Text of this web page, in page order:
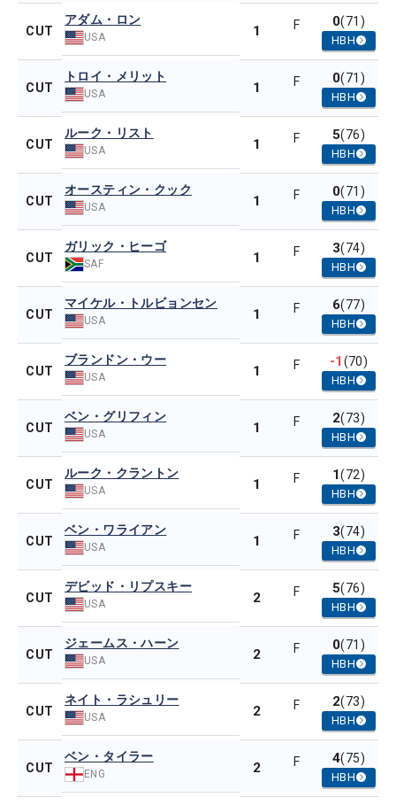
CUT
アダム・ロン
USA 1 F 0(71)
HBH
CUT
トロイ・メリット
USA 1 F 0(71)
HBH
CUT
ルーク・リスト
USA 1 F 5(76)
HBH
CUT
オースティン・クック
USA 1 F 0(71)
HBH
CUT
ガリック・ヒーゴ
SAF 1 F 3(74)
HBH
CUT
マイケル・トルビョンセン
USA 1 F 6(77)
HBH
CUT
ブランドン・ウー
USA 1 F -1(70)
HBH
CUT
ベン・グリフィン
USA 1 F 2(73)
HBH
CUT
ルーク・クラントン
USA 1 F 1(72)
HBH
CUT
ベン・ワライアン
USA 1 F 3(74)
HBH
CUT
デビッド・リプスキー
USA 2 F 5(76)
HBH
CUT
ジェームス・ハーン
USA 2 F 0(71)
HBH
CUT
ネイト・ラシュリー
USA 2 F 2(73)
HBH
CUT
ベン・タイラー
ENG 2 F 4(75)
HBH